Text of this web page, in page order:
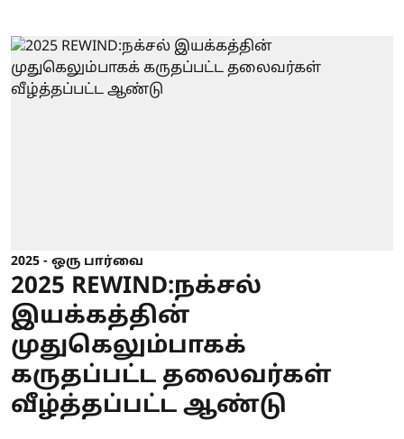
2025 - ஒரு பார்வை
2025 REWIND:நக்சல்
இயக்கத்தின்
முதுகெலும்பாகக்
கருதப்பட்ட தலைவர்கள்
வீழ்த்தப்பட்ட ஆண்டு